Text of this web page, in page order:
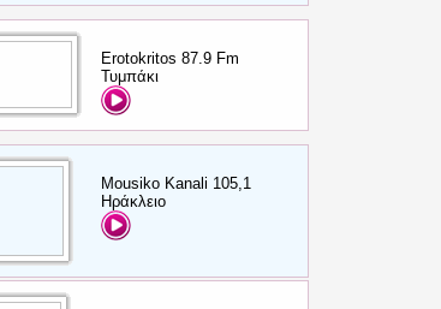
Erotokritos 87.9 Fm
Τυμπάκι
Mousiko Kanali 105,1
Ηράκλειο